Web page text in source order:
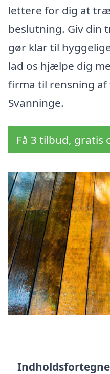
lettere for dig at
beslutning. Giv din
gør klar til
lad os hjælpe dig
firma til rensning
Svanninge.
Få 3 tilbud, gratis